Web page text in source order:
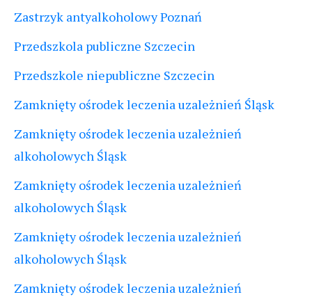
Zastrzyk antyalkoholowy Poznań
Przedszkola publiczne Szczecin
Przedszkole niepubliczne Szczecin
Zamknięty ośrodek leczenia uzależnień Śląsk
Zamknięty ośrodek leczenia uzależnień
alkoholowych Śląsk
Zamknięty ośrodek leczenia uzależnień
alkoholowych Śląsk
Zamknięty ośrodek leczenia uzależnień
alkoholowych Śląsk
Zamknięty ośrodek leczenia uzależnień